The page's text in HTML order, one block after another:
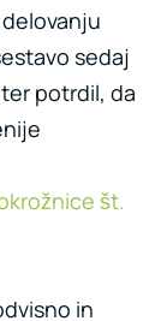
sedaj
potrdil, da
št.
in